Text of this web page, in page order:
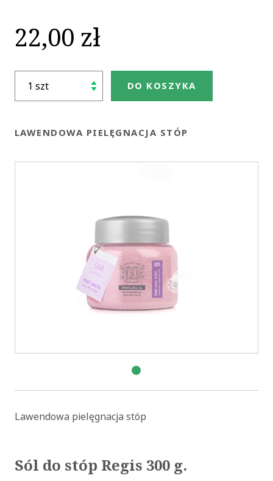
Lawendowa pielęgnacja stóp
Sól do stóp Regis 300 g.
22,00 zł
DO KOSZYKA
LAWENDOWA PIELĘGNACJA STÓP